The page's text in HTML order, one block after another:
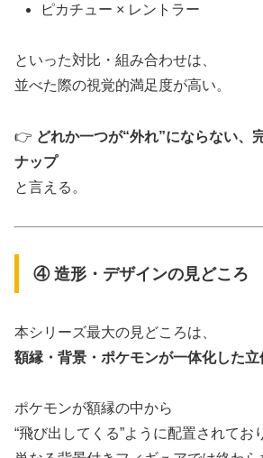
ピカチュー × レントラー
といった対比・組み合わせは、
並べた際の視覚的満足度が高い。
👉 どれか一つが“外れ”にならない、
ナップ
と言える。
④ 造形・デザインの見どころ
本シリーズ最大の見どころは、
額縁・背景・ポケモンが一体化した立
ポケモンが額縁の中から
“飛び出してくる”ように配置されてお